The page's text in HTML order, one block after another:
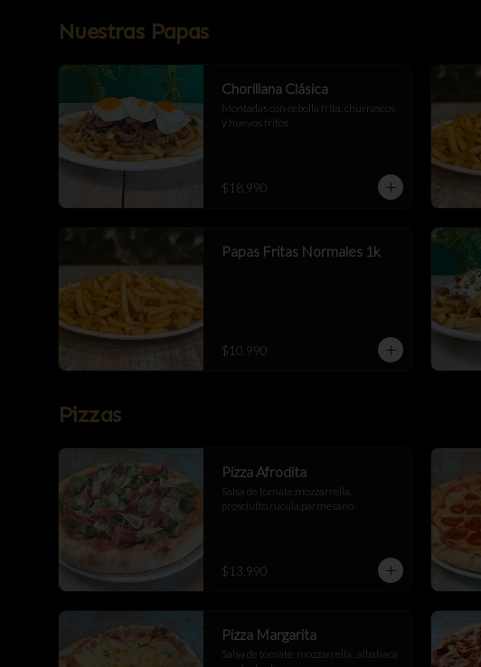
Nuestras Papas
Chorillana Clásica
Montadas con cebolla frita, churrascos
y huevos fritos
$18.990
Papas Fritas Normales 1k
$10.990
Pizzas
Pizza Afrodita
Salsa de tomate,mozzarrella,
prosciutto,rúcula,parmesano
$13.990
Pizza Margarita
Salsa de tomate ,mozzarrella , albahaca